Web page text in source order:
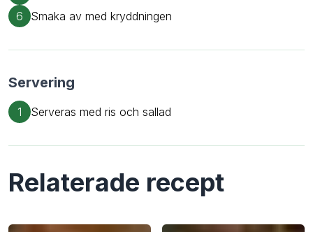
6
Smaka av med kryddningen
Servering
1 Serveras med ris och sallad
Relaterade recept